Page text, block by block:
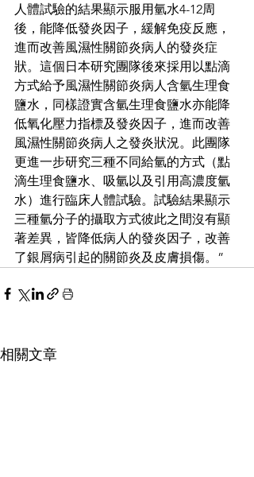
人體試驗的結果顯示服用氫水4-12周
後，能降低發炎因子，緩解免疫反應，
進而改善風濕性關節炎病人的發炎症
狀。這個日本研究團隊後來採用以點滴
方式給予風濕性關節炎病人含氫生理食
鹽水，同樣證實含氫生理食鹽水亦能降
低氧化壓力指標及發炎因子，進而改善
風濕性關節炎病人之發炎狀況。此團隊
更進一步研究三種不同給氫的方式（點
滴生理食鹽水、吸氫以及引用高濃度氫
水）進行臨床人體試驗。試驗結果顯示
三種氫分子的攝取方式彼此之間沒有顯
著差異，皆降低病人的發炎因子，改善
了銀屑病引起的關節炎及皮膚損傷。”
相關文章